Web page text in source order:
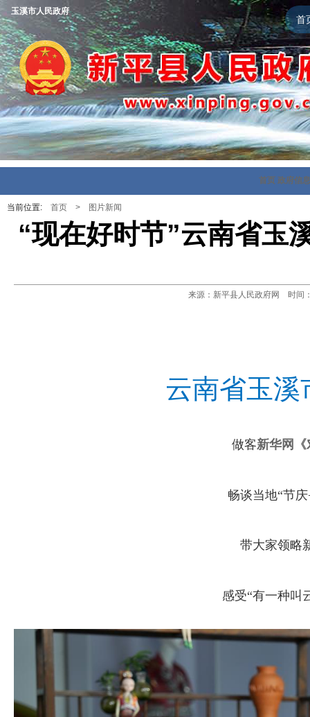
首
玉溪市人民政府
首页 政府信
当前位置: 首页 > 图片新闻
“现在好时节”云南省玉
来源：新平县人民政府网 时间
云南省玉溪
做客新华网《
畅谈当地“节
带大家领略
感受“有一种叫